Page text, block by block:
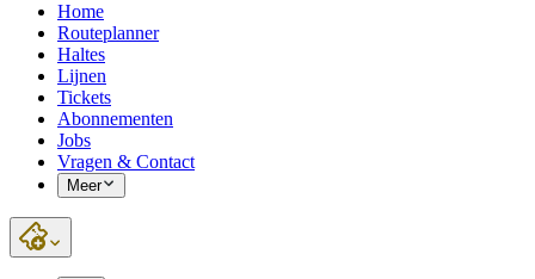
Home
Routeplanner
Haltes
Lijnen
Tickets
Abonnementen
Jobs
Vragen & Contact
Meer